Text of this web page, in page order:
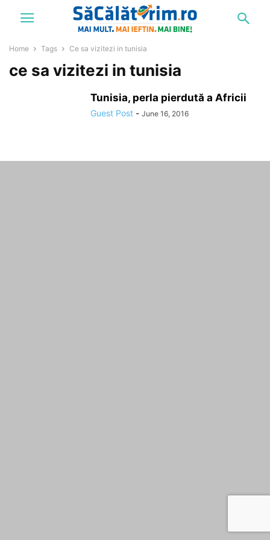
Home Tags Ce sa vizitezi in tunisia
ce sa vizitezi in tunisia
Tunisia, perla pierdută a Africii
Guest Post - June 16, 2016